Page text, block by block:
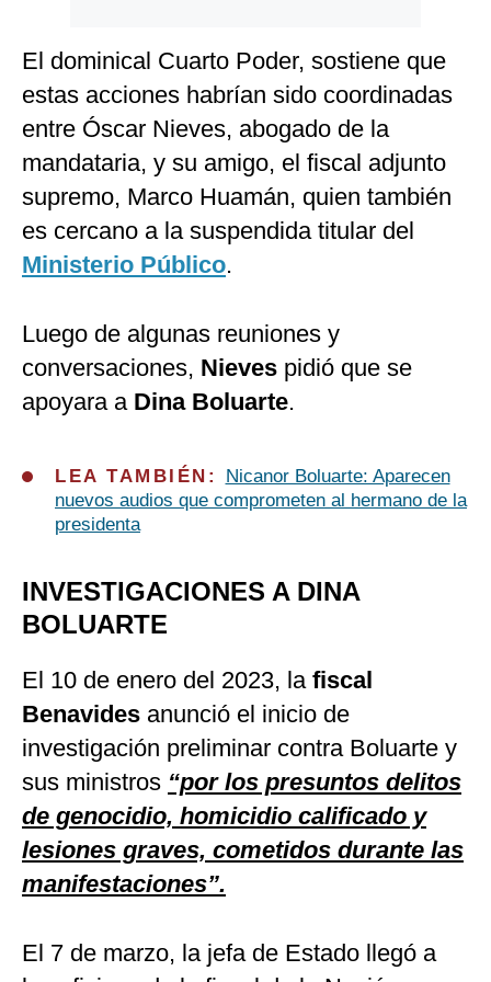
El dominical Cuarto Poder, sostiene que
estas acciones habrían sido coordinadas
entre Óscar Nieves, abogado de la
mandataria, y su amigo, el fiscal adjunto
supremo, Marco Huamán, quien también
es cercano a la suspendida titular del
Ministerio Público.
Luego de algunas reuniones y
conversaciones, Nieves pidió que se
apoyara a Dina Boluarte.
LEA TAMBIÉN:
Nicanor Boluarte: Aparecen
nuevos audios que comprometen al hermano de la
presidenta
INVESTIGACIONES A DINA
BOLUARTE
El 10 de enero del 2023, la fiscal
Benavides anunció el inicio de
investigación preliminar contra Boluarte y
sus ministros “por los presuntos delitos
de genocidio, homicidio calificado y
lesiones graves, cometidos durante las
manifestaciones”.
El 7 de marzo, la jefa de Estado llegó a